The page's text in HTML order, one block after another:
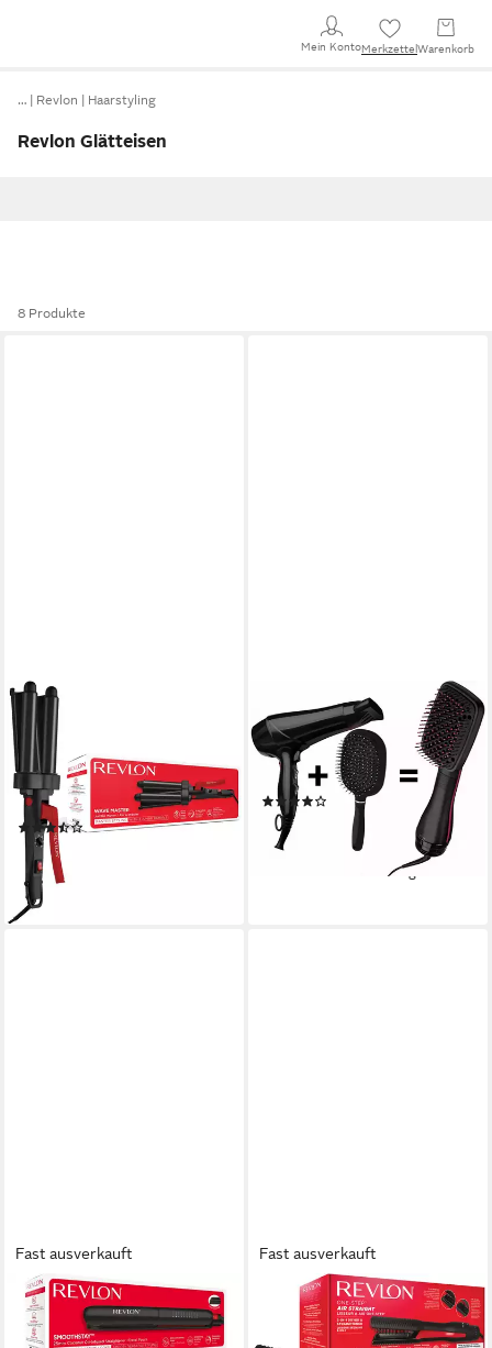
Mein KontoMerkzettel Warenkorb
… Revlon Haarstyling
Revlon Glätteisen
8 Produkte
REVLON
Welleneisen Wave Master
TURMALIN-
KERAMIKBESCHICHTUNG,
Jumbo-Welleneisen
(54)
ab 39,99 €
-11%
lieferbar - in 1-2 Werktagen bei dir
Haarglättbürste RVDR5212E,
Salon One-Step Hair Dryer &
Styler
(59)
ab 39,96 € UVP 52,99 €
-25%
lieferbar - in 1-2 Werktagen bei dir
Fast ausverkauft
REVLON
Glätteisen SMOOTHSTAY
Fast ausverkauft
REVLON
Heißluft-Haarglätter ONE-